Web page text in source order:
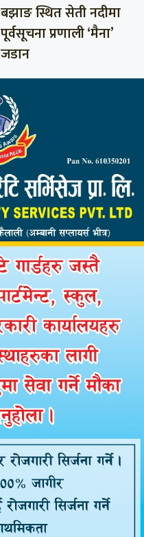
बझाङ स्थित सेती नदीमा
पूर्वसूचना प्रणाली ‘मैना’
जडान